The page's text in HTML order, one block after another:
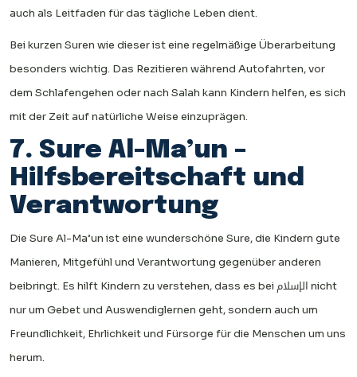
auch als Leitfaden für das tägliche Leben dient.
Bei kurzen Suren wie dieser ist eine regelmäßige Überarbeitung
besonders wichtig. Das Rezitieren während Autofahrten, vor
dem Schlafengehen oder nach Salah kann Kindern helfen, es sich
mit der Zeit auf natürliche Weise einzuprägen.
7. Sure Al-Ma’un –
Hilfsbereitschaft und
Verantwortung
Die Sure Al-Ma’un ist eine wunderschöne Sure, die Kindern gute
Manieren, Mitgefühl und Verantwortung gegenüber anderen
beibringt. Es hilft Kindern zu verstehen, dass es bei الإسلام nicht
nur um Gebet und Auswendiglernen geht, sondern auch um
Freundlichkeit, Ehrlichkeit und Fürsorge für die Menschen um uns
herum.